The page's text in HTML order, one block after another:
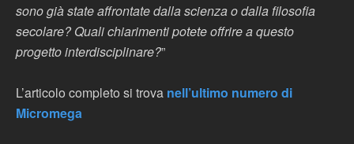
sono già state affrontate dalla scienza o dalla filosofia
secolare? Quali chiarimenti potete offrire a questo
progetto interdisciplinare?”
L’articolo completo si trova nell’ultimo numero di
Micromega